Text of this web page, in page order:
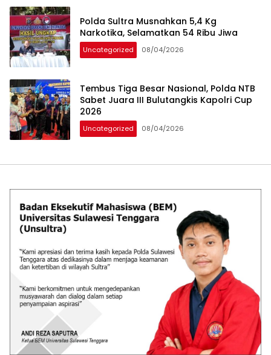
Polda Sultra Musnahkan 5,4 Kg
Narkotika, Selamatkan 54 Ribu Jiwa
Uncategorized 08/04/2026
Tembus Tiga Besar Nasional, Polda NTB
Sabet Juara III Bulutangkis Kapolri Cup
2026
Uncategorized 08/04/2026